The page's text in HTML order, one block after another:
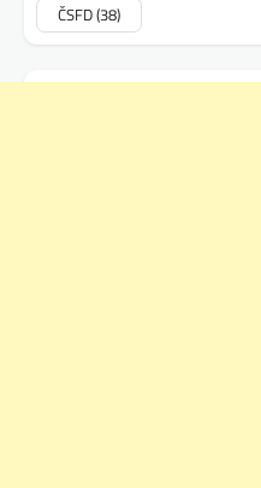
ČSFD(38)